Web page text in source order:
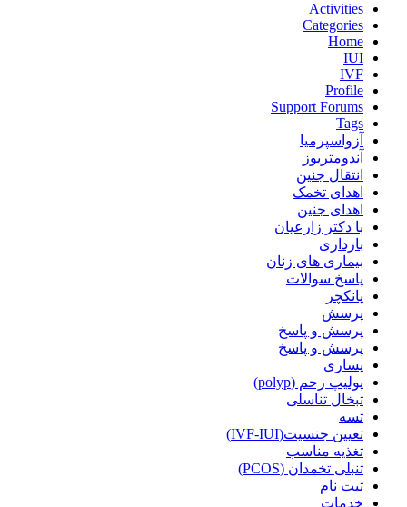
Activities
Categories
Home
IUI
IVF
Profile
Support Forums
Tags
آزواسپرمیا
آندومتریوز
انتقال جنین
اهدای تخمک
اهدای جنین
با دکتر زارعیان
بارداری
بیماری های زنان
پاسخ سوالات
پانکچر
پرسش
پرسش و پاسخ
پرسش و پاسخ
پساری
پولیپ رحم (polyp)
تبخال تناسلی
تسه
تعیین جنسیت(IVF-IUI)
تغذیه مناسب
تنبلی تخمدان (PCOS)
ثبت نام
خدمات